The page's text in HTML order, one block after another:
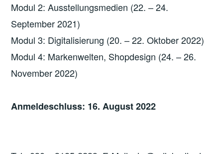
Modul 2: Ausstellungsmedien (22. – 24.
September 2021)
Modul 3: Digitalisierung (20. – 22. Oktober 2022)
Modul 4: Markenwelten, Shopdesign (24. – 26.
November 2022)
Anmeldeschluss: 16. August 2022